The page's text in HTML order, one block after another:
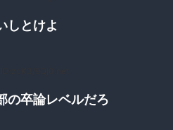
しとけよ
の卒論レベルだろ